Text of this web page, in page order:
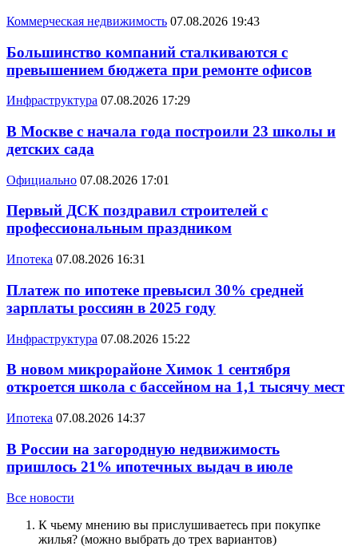
Коммерческая недвижимость 07.08.2026 19:43
Большинство компаний сталкиваются с
превышением бюджета при ремонте офисов
Инфраструктура 07.08.2026 17:29
В Москве с начала года построили 23 школы и
детских сада
Официально 07.08.2026 17:01
Первый ДСК поздравил строителей с
профессиональным праздником
Ипотека 07.08.2026 16:31
Платеж по ипотеке превысил 30% средней
зарплаты россиян в 2025 году
Инфраструктура 07.08.2026 15:22
В новом микрорайоне Химок 1 сентября
откроется школа с бассейном на 1,1 тысячу мест
Ипотека 07.08.2026 14:37
В России на загородную недвижимость
пришлось 21% ипотечных выдач в июле
Все новости
К чьему мнению вы прислушиваетесь при покупке
жилья? (можно выбрать до трех вариантов)